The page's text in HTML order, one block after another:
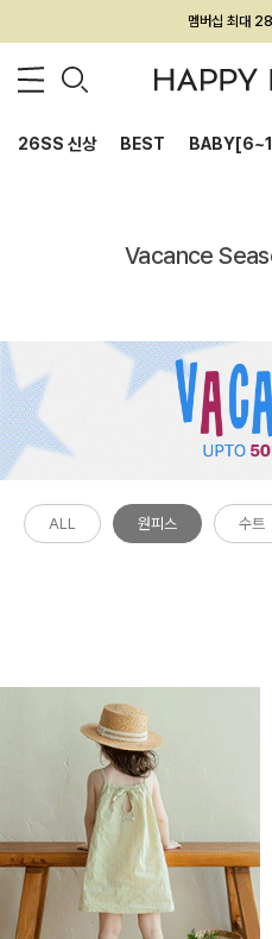
멤버십 최대
26SS 신상 BEST
Vacance
ALL 원피스 수트